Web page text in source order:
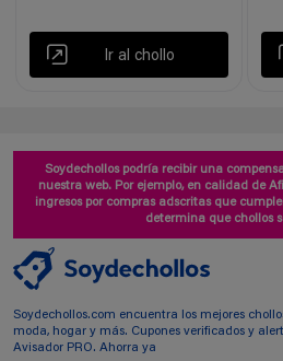
Ir al chollo
Soydechollos podría recibir una
nuestra web. Por ejemplo, en calidad de
ingresos por compras adscritas que
determina que chollos
Soydechollos.com encuentra los mejores
moda, hogar y más. Cupones verificados y
Avisador PRO. Ahorra ya